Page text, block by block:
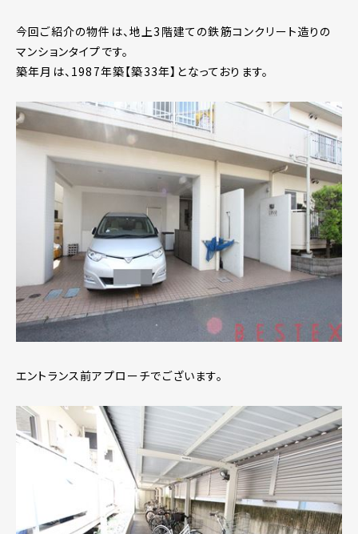
今回ご紹介の物件は、地上3階建ての鉄筋コンクリート造りの
マンションタイプです。
築年月は、1987年築【築33年】となっております。
エントランス前アプローチでございます。